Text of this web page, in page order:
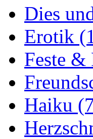
Dies
Erotik
Feste &
Haiku